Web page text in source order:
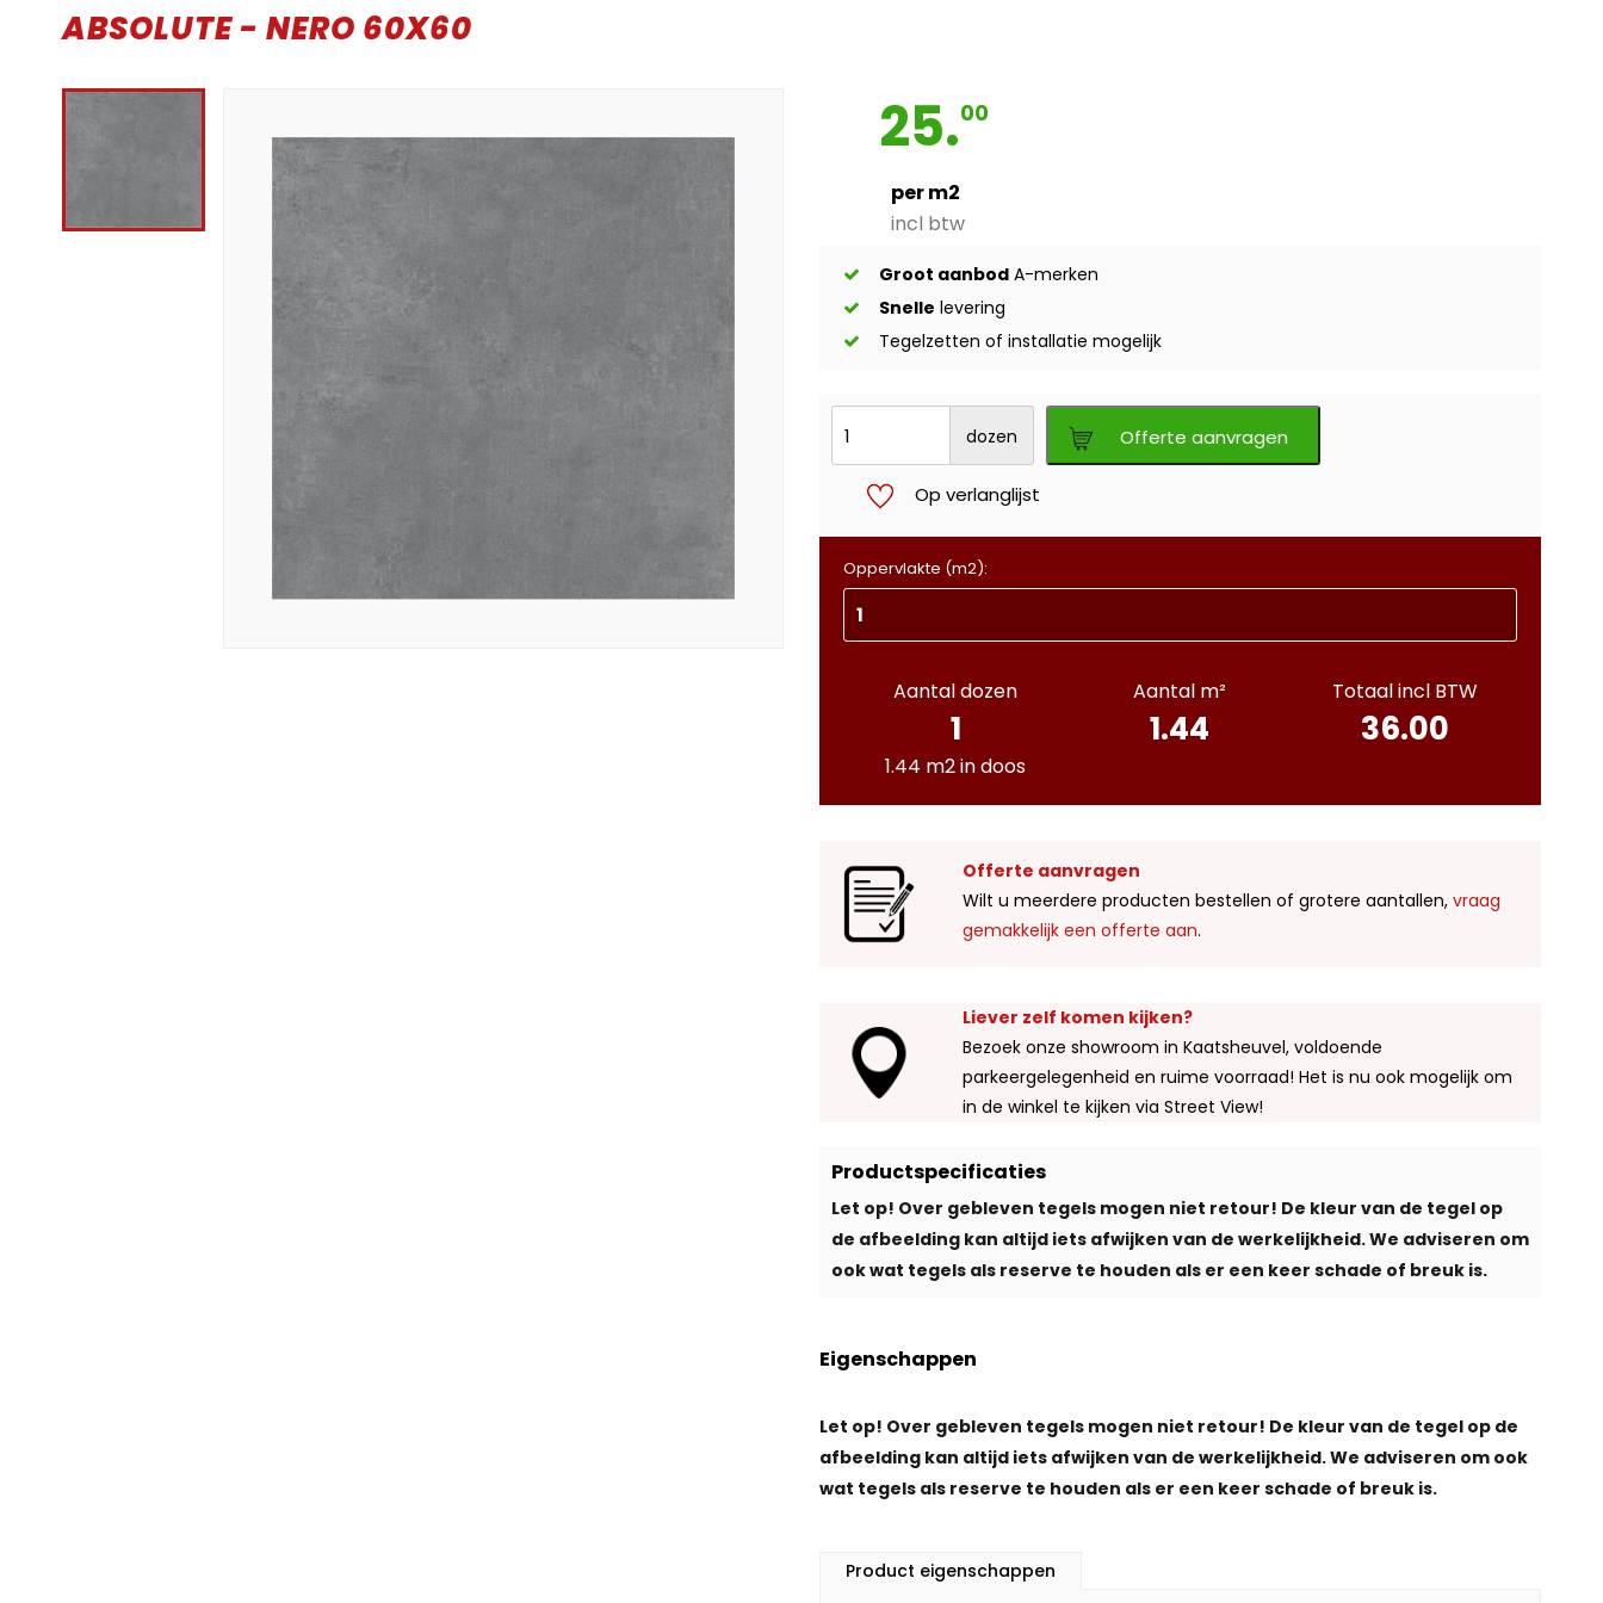
ABSOLUTE - NERO 60X60
25.00
per m2
incl btw
Groot aanbod A-merken
Snelle levering
Tegelzetten of installatie mogelijk
dozen Offerte aanvragen
Op verlanglijst
Oppervlakte (m2):
Aantal dozen
1
1.44 m2 in doos
Aantal m²
1.44
Totaal incl BTW
36.00
Offerte aanvragen
Wilt u meerdere producten bestellen of grotere aantallen, vraag
gemakkelijk een offerte aan.
Liever zelf komen kijken?
Bezoek onze showroom in Kaatsheuvel, voldoende
parkeergelegenheid en ruime voorraad! Het is nu ook mogelijk om
in de winkel te kijken via Street View!
Productspecificaties
Let op! Over gebleven tegels mogen niet retour! De kleur van de tegel op
de afbeelding kan altijd iets afwijken van de werkelijkheid. We adviseren om
ook wat tegels als reserve te houden als er een keer schade of breuk is.
Eigenschappen
Let op! Over gebleven tegels mogen niet retour! De kleur van de tegel op de
afbeelding kan altijd iets afwijken van de werkelijkheid. We adviseren om ook
wat tegels als reserve te houden als er een keer schade of breuk is.
Product eigenschappen